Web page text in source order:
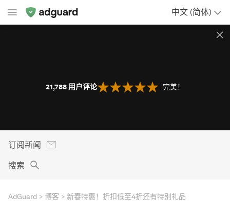
中文 (简体)
21,788 用户评论 完美！
订阅新闻
搜索
AdGuard 博客 新春特惠！折扣低至4折还有特别礼品